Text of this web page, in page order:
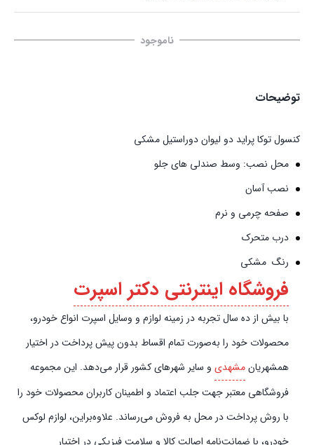
ناموجود
توضیحات
‏کنسول ‏توکا ‏پراید ‏دو ‏لیوان ‏دوراستیل ‏مشکی
محل نصب: وسط صندلی های جلو
نصب آسان
صفحه چرمی و نرم
درب متحرک
رنگ مشکی
فروشگاه اینترنتی دکتر اسپرت
با بیش از ده سال تجربه در زمینه لوازم و وسایل اسپرت انواع خودرو،
محصولات خود را به‌صورت تمام اقساط بدون پیش‌‎ پرداخت در اختیار
همشهریانمشهدی و سایر شهرهای کشور قرار می‌دهد. این مجموعه
فروشگاهی معتبر جهت جلب اعتماد و اطمینان کاربران محصولات خود را
با روش پرداخت در محل به فروش می‌رساند. علاوه‌بر‌این، لوازم لوکس
خودرو، با ضمانت‌نامه اصالت کالا و سلامت فیزیکی در اختیار